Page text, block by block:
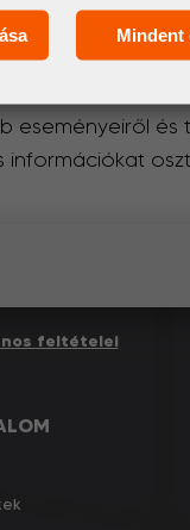
eseményeiről és
információkat
feltételei
Mindent